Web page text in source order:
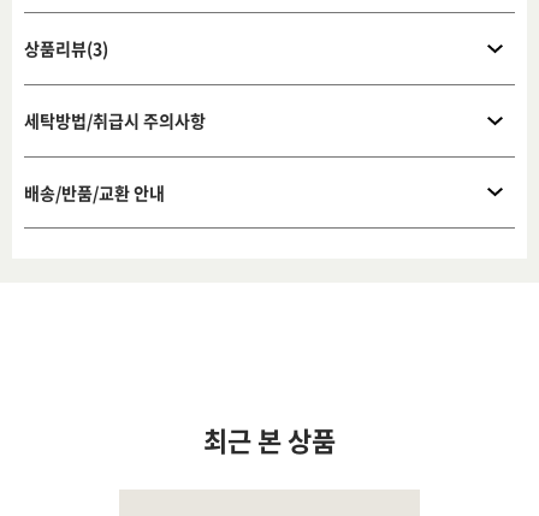
상품리뷰(3)
세탁방법/취급시 주의사항
배송/반품/교환 안내
최근 본 상품